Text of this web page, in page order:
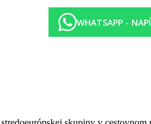
WHATSAPP -